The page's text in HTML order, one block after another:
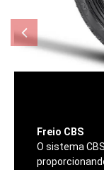
Freio CBS
O sistema